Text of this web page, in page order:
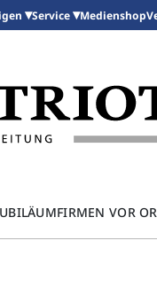
Service Medienshop
FIRMEN VOR